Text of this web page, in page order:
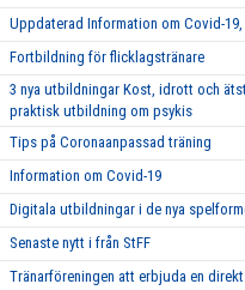
Uppdaterad Information om Covid-19,
Fortbildning för flicklagstränare
3 nya utbildningar Kost, idrott och
praktisk utbildning om psykis
Tips på Coronaanpassad träning
Information om Covid-19
Digitala utbildningar i de nya
Senaste nytt i från StFF
Tränarföreningen att erbjuda en